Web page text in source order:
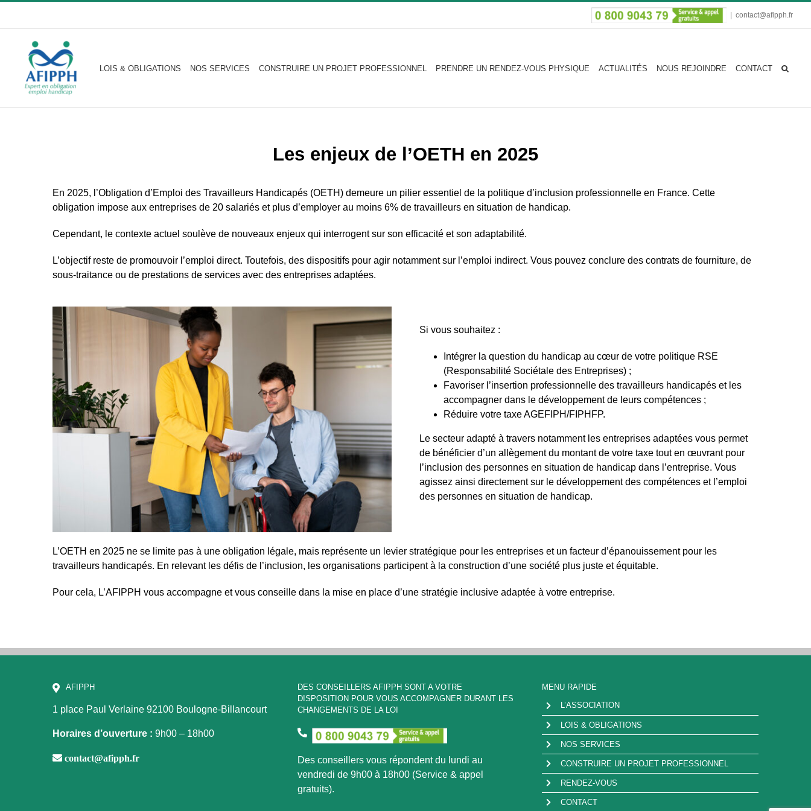
contact@afipph.fr
LOIS & OBLIGATIONS NOS SERVICES CONSTRUIRE UN PROJET PROFESSIONNEL PRENDRE UN RENDEZ-VOUS PHYSIQUE ACTUALITÉS NOUS REJOINDRE CONTACT
Les enjeux de l’OETH en 2025
En 2025, l’Obligation d’Emploi des Travailleurs Handicapés (OETH) demeure un pilier essentiel de la politique d’inclusion professionnelle en France. Cette
obligation impose aux entreprises de 20 salariés et plus d’employer au moins 6% de travailleurs en situation de handicap.
Cependant, le contexte actuel soulève de nouveaux enjeux qui interrogent sur son efficacité et son adaptabilité.
L’objectif reste de promouvoir l’emploi direct. Toutefois, des dispositifs pour agir notamment sur l’emploi indirect. Vous pouvez conclure des contrats de fourniture, de
sous-traitance ou de prestations de services avec des entreprises adaptées.
Si vous souhaitez :
Intégrer la question du handicap au cœur de votre politique RSE
(Responsabilité Sociétale des Entreprises) ;
Favoriser l’insertion professionnelle des travailleurs handicapés et les
accompagner dans le développement de leurs compétences ;
Réduire votre taxe AGEFIPH/FIPHFP.
Le secteur adapté à travers notamment les entreprises adaptées vous permet
de bénéficier d’un allègement du montant de votre taxe tout en œuvrant pour
l’inclusion des personnes en situation de handicap dans l’entreprise. Vous
agissez ainsi directement sur le développement des compétences et l’emploi
des personnes en situation de handicap.
L’OETH en 2025 ne se limite pas à une obligation légale, mais représente un levier stratégique pour les entreprises et un facteur d’épanouissement pour les
travailleurs handicapés. En relevant les défis de l’inclusion, les organisations participent à la construction d’une société plus juste et équitable.
Pour cela, L’AFIPPH vous accompagne et vous conseille dans la mise en place d’une stratégie inclusive adaptée à votre entreprise.
AFIPPH
1 place Paul Verlaine 92100 Boulogne-Billancourt
Horaires d’ouverture : 9h00 – 18h00
contact@afipph.fr
DES CONSEILLERS AFIPPH SONT A VOTRE
DISPOSITION POUR VOUS ACCOMPAGNER DURANT LES
CHANGEMENTS DE LA LOI
Des conseillers vous répondent du lundi au
vendredi de 9h00 à 18h00 (Service & appel
gratuits).
MENU RAPIDE
L’ASSOCIATION
LOIS & OBLIGATIONS
NOS SERVICES
CONSTRUIRE UN PROJET PROFESSIONNEL
RENDEZ-VOUS
CONTACT